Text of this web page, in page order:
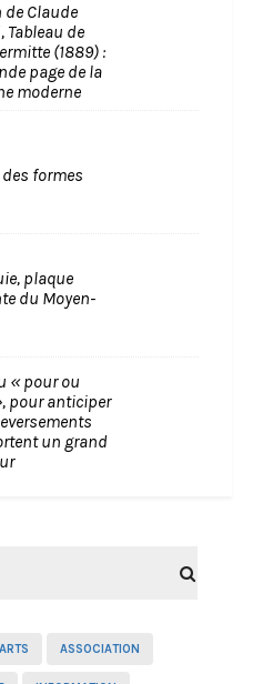
de Claude
Tableau de
(1889) :
page de la
moderne
des formes
plaque
du Moyen-
« pour ou
pour anticiper
un grand
ARTS ASSOCIATION